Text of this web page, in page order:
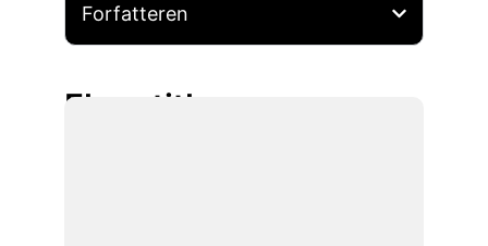
Forfatteren
Flere titler